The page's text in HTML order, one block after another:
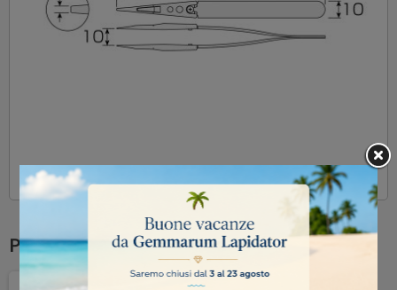
Potrebbe anche piacerti